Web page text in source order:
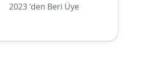
2023 'den Beri Üye